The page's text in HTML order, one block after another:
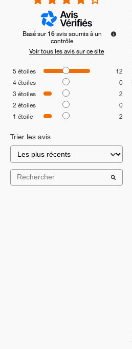
Basé sur 16 avis soumis à un
contrôle
Voir tous les avis sur ce site
5 étoiles
12
4étoiles
0
3 étoiles
2
2 étoiles
0
1 étoile 2
Trier les avis